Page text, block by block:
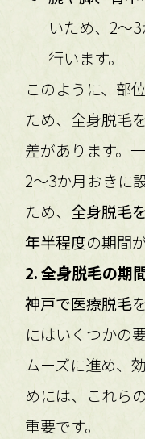
いため、2〜
行います。
このように、部
ため、全身脱毛
差があります。
2〜3か月おきに
ため、 全身脱毛
年半程度の期間
2. 全身脱毛の期
神戸で医療脱毛
にはいくつかの
ムーズに進め、
めには、これら
重要です。